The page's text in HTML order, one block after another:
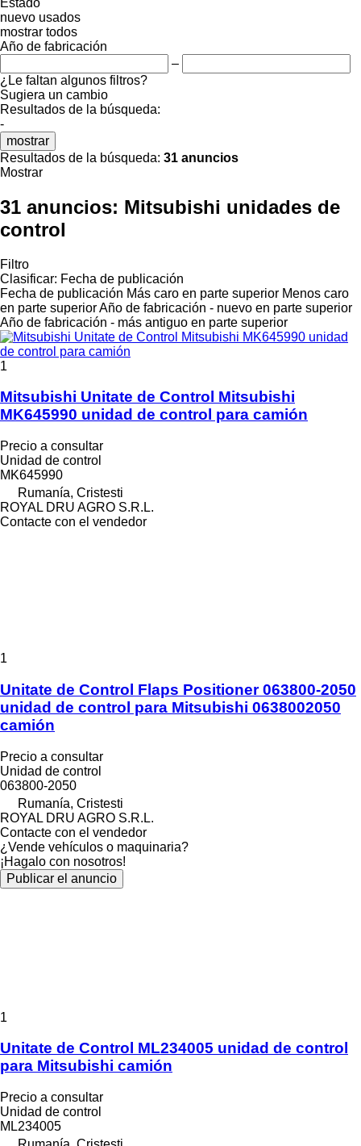
nuevo usados
mostrar todos
Año de fabricación
–
¿Le faltan algunos filtros?
Sugiera un cambio
Resultados de la búsqueda:
-
mostrar
Resultados de la búsqueda: 31 anuncios
Mostrar
31 anuncios: Mitsubishi unidades de
control
Filtro
Clasificar: Fecha de publicación
Fecha de publicación Más caro en parte superior Menos caro
en parte superiorAño de fabricación - nuevo en parte superior
Año de fabricación - más antiguo en parte superior
1
Mitsubishi Unitate de Control Mitsubishi
MK645990 unidad de control para camión
Precio a consultar
Unidad de control
MK645990
Rumanía, Cristesti
ROYAL DRU AGRO S.R.L.
Contacte con el vendedor
1
Unitate de Control Flaps Positioner 063800-2050
unidad de control para Mitsubishi 0638002050
camión
Precio a consultar
Unidad de control
063800-2050
Rumanía, Cristesti
ROYAL DRU AGRO S.R.L.
Contacte con el vendedor
¿Vende vehículos o maquinaria?
¡Hagalo con nosotros!
Publicar el anuncio
1
Unitate de Control ML234005 unidad de control
para Mitsubishi camión
Precio a consultar
Unidad de control
ML234005